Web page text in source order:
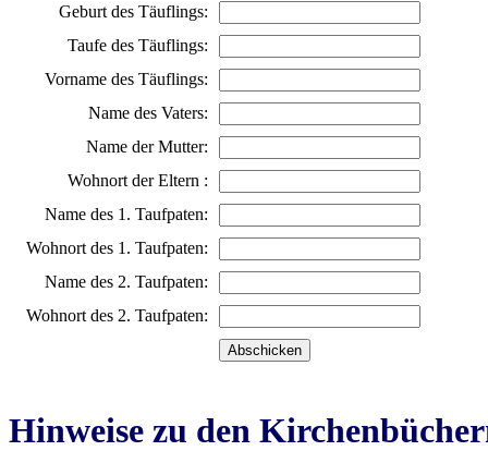
Geburt des Täuflings:
Taufe des Täuflings:
Vorname des Täuflings:
Name des Vaters:
Name der Mutter:
Wohnort der Eltern :
Name des 1. Taufpaten:
Wohnort des 1. Taufpaten:
Name des 2. Taufpaten:
Wohnort des 2. Taufpaten:
Hinweise zu den